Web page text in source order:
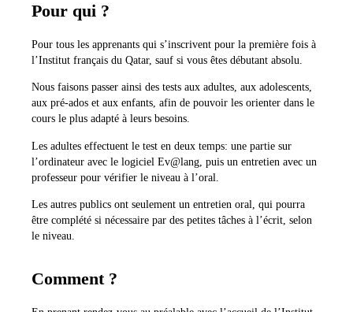
Pour qui ?
Pour tous les apprenants qui s’inscrivent pour la première fois à
l’Institut français du Qatar, sauf si vous êtes débutant absolu.
Nous faisons passer ainsi des tests aux adultes, aux adolescents,
aux pré-ados et aux enfants, afin de pouvoir les orienter dans le
cours le plus adapté à leurs besoins.
Les adultes effectuent le test en deux temps: une partie sur
l’ordinateur avec le logiciel Ev@lang, puis un entretien avec un
professeur pour vérifier le niveau à l’oral.
Les autres publics ont seulement un entretien oral, qui pourra
être complété si nécessaire par des petites tâches à l’écrit, selon
le niveau.
Comment ?